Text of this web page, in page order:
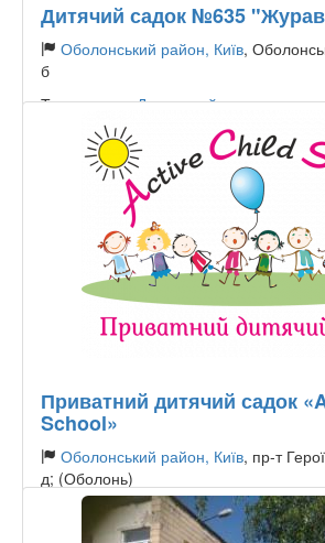
Дитячий садок №635
Оболонський район, Київ,
б
Тип садочку:Державний
Приватний дитячий садок
School»
Оболонський район, Київ, пр-т
д; (Оболонь)
вул. Нижньоключова, 14 (Солом’янка)
Тип садочку:Приватний